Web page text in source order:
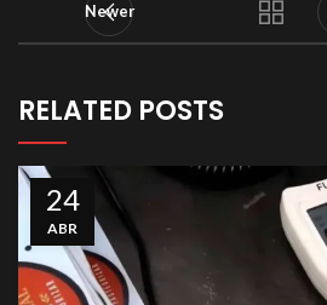
Newer
RELATED POSTS
24
ABR